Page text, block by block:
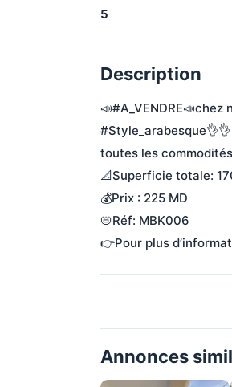
5
Description
toutes les
📐Superficie totale:
💰Prix : 225 MD
📛Réf: MBK006
👉Pour plus
Annonces